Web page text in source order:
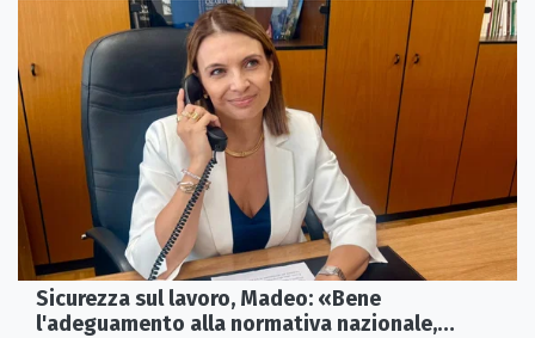
Sicurezza sul lavoro, Madeo: «Bene
l'adeguamento alla normativa nazionale,